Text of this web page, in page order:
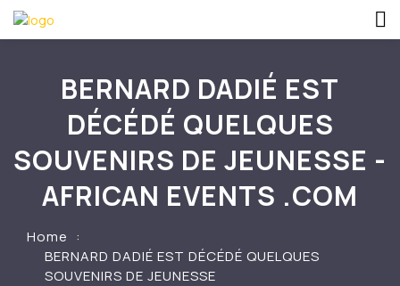
BERNARD DADIÉ EST
DÉCÉDÉ QUELQUES
SOUVENIRS DE JEUNESSE -
AFRICAN EVENTS .COM
Home
BERNARD DADIÉ EST DÉCÉDÉ QUELQUES
SOUVENIRS DE JEUNESSE